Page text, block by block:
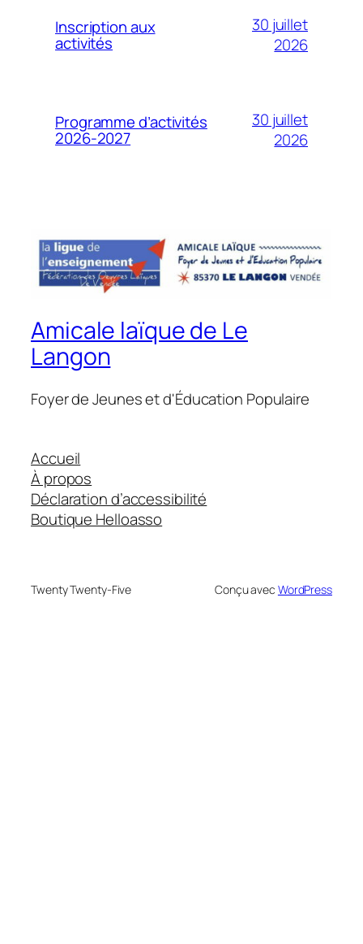
Inscription aux
activités
30 juillet
2026
Programme d’activités
2026-2027
30 juillet
2026
Amicale laïque de Le
Langon
Foyer de Jeunes et d'Éducation Populaire
Accueil
À propos
Déclaration d’accessibilité
Boutique Helloasso
Twenty Twenty-Five Conçu avec WordPress